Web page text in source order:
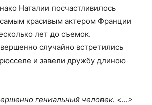
Наталии посчастливилось
самым красивым актером Франции
лет до съемок.
случайно встретились
и завели дружбу длиною
гениальный человек. <…>